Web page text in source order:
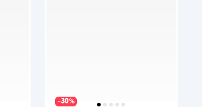
−30%